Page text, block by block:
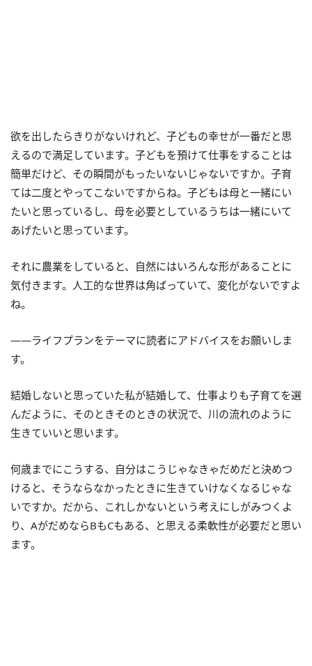
欲を出したらきりがないけれど、子どもの幸せが一番だと思
えるので満足しています。子どもを預けて仕事をすることは
簡単だけど、その瞬間がもったいないじゃないですか。子育
ては二度とやってこないですからね。子どもは母と一緒にい
たいと思っているし、母を必要としているうちは一緒にいて
あげたいと思っています。
それに農業をしていると、自然にはいろんな形があることに
気付きます。人工的な世界は角ばっていて、変化がないですよ
ね。
――ライフプランをテーマに読者にアドバイスをお願いしま
す。
結婚しないと思っていた私が結婚して、仕事よりも子育てを選
んだように、そのときそのときの状況で、川の流れのように
生きていいと思います。
何歳までにこうする、自分はこうじゃなきゃだめだと決めつ
けると、そうならなかったときに生きていけなくなるじゃな
いですか。だから、これしかないという考えにしがみつくよ
り、AがだめならBもCもある、と思える柔軟性が必要だと思い
ます。